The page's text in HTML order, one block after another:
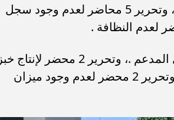
وتحرير 3 محاضر توقف عن الإنتاج رغم وجود رصيد بالمخبز، وتحرير 5 محاضر لعدم وجود سجل
لعدم النظافة .
كما تم تحرير 2 محضر للتصرف فى كمية من الدقيق البلدى المدعم .، وتحرير 2 محضر لإنتاج خبز
ناقص الوزن، و محضر لإنتاج خبز غير مطابق للمواصفات .، وتحرير 2 محضر لعدم وجود ميزان